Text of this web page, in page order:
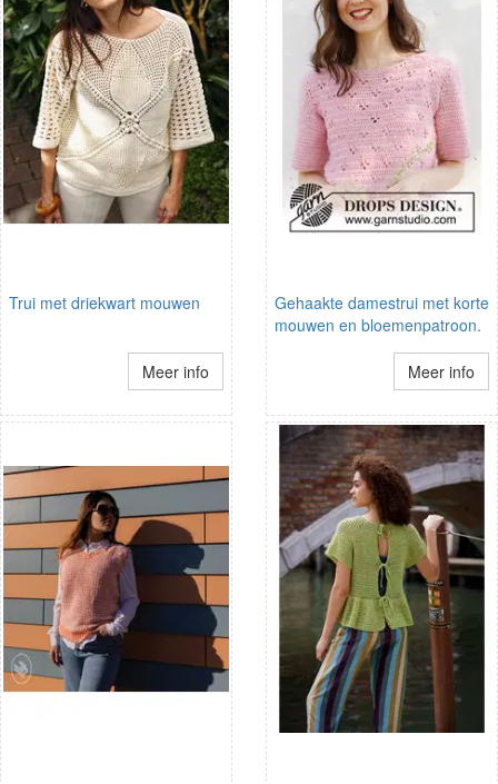
Trui met driekwart mouwen
Meer info
Gehaakte damestrui met korte
mouwen en bloemenpatroon.
Meer info